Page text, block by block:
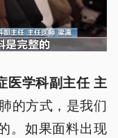
医学科副主任 主
的方式，是我们
。如果面料出现